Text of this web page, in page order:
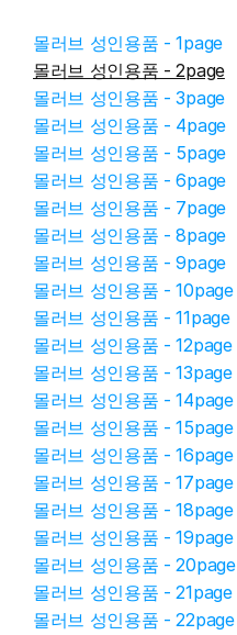
몰러브 성인용품 - 1page
몰러브 성인용품 - 2page
몰러브 성인용품 - 3page
몰러브 성인용품 - 4page
몰러브 성인용품 - 5page
몰러브 성인용품 - 6page
몰러브 성인용품 - 7page
몰러브 성인용품 - 8page
몰러브 성인용품 - 9page
몰러브 성인용품 - 10page
몰러브 성인용품 - 11page
몰러브 성인용품 - 12page
몰러브 성인용품 - 13page
몰러브 성인용품 - 14page
몰러브 성인용품 - 15page
몰러브 성인용품 - 16page
몰러브 성인용품 - 17page
몰러브 성인용품 - 18page
몰러브 성인용품 - 19page
몰러브 성인용품 - 20page
몰러브 성인용품 - 21page
몰러브 성인용품 - 22page